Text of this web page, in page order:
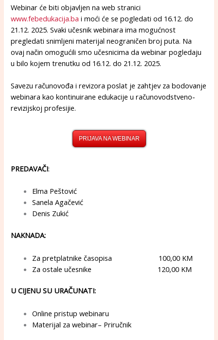
Webinar će biti objavljen na web stranici
www.febedukacija.ba i moći će se pogledati od 16.12. do
21.12. 2025. Svaki učesnik webinara ima mogućnost
pregledati snimljeni materijal neograničen broj puta. Na
ovaj način omogućili smo učesnicima da webinar pogledaju
u bilo kojem trenutku od 16.12. do 21.12. 2025.
Savezu računovođa i revizora poslat je zahtjev za bodovanje
webinara kao kontinuirane edukacije u računovodstveno-
revizijskoj profesijie.
PRIJAVA NA WEBINAR
PREDAVAČI:
Elma Peštović
Sanela Agačević
Denis Zukić
NAKNADA:
Za pretplatnike časopisa 100,00 KM
Za ostale učesnike 120,00 KM
U CIJENU SU URAČUNATI:
Online pristup webinaru
Materijal za webinar– Priručnik